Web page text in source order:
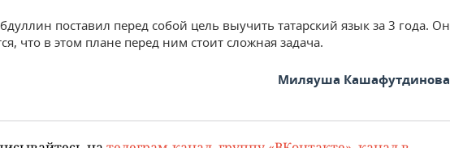
поставил перед собой цель выучить татарский язык за 3 года. Он
что в этом плане перед ним стоит сложная задача.
Миляуша Кашафутдинова